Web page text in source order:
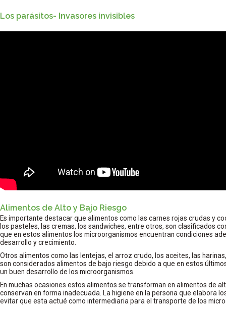
Los parásitos- Invasores invisibles
Alimentos de Alto y Bajo Riesgo
Es importante destacar que alimentos como las carnes rojas crudas y
los pasteles, las cremas, los sandwiches, entre otros, son clasificados
que en estos alimentos los microorganismos encuentran condiciones
desarrollo y crecimiento.
Otros alimentos como las lentejas, el arroz crudo, los aceites, las
son considerados alimentos de bajo riesgo debido a que en estos
un buen desarrollo de los microorganismos.
En muchas ocasiones estos alimentos se transforman en alimentos de
conservan en forma inadecuada. La higiene en la persona que elabora
evitar que esta actué como intermediaria para el transporte de los